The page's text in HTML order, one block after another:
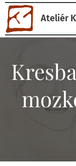
Ateliér